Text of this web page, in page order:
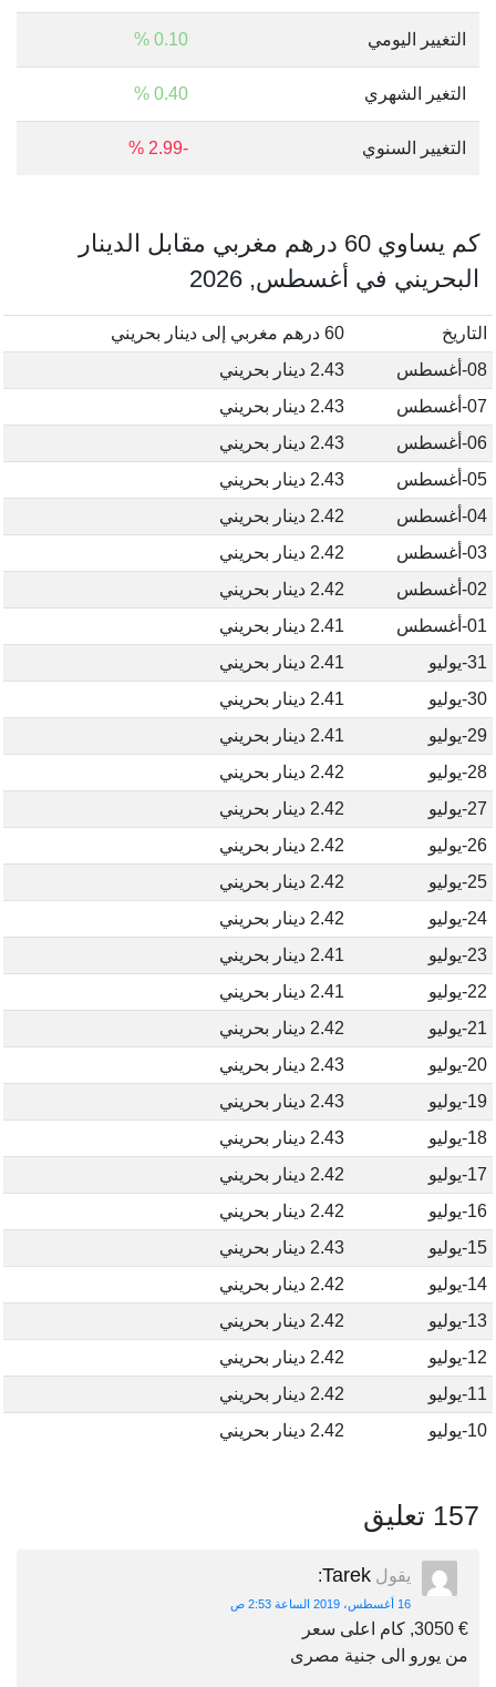
التغيير اليومي 0.10 %
التغير الشهري 0.40 %
التغيير السنوي -2.99 %
كم يساوي 60 درهم مغربي مقابل الدينار
البحريني في أغسطس, 2026
التاريخ
60 درهم مغربي إلى دينار بحريني
08-أغسطس
2.43 دينار بحريني
07-أغسطس
2.43 دينار بحريني
06-أغسطس
2.43 دينار بحريني
05-أغسطس
2.43 دينار بحريني
04-أغسطس
2.42 دينار بحريني
03-أغسطس
2.42 دينار بحريني
02-أغسطس
2.42 دينار بحريني
01-أغسطس
2.41 دينار بحريني
31-يوليو
2.41 دينار بحريني
30-يوليو
2.41 دينار بحريني
29-يوليو
2.41 دينار بحريني
28-يوليو
2.42 دينار بحريني
27-يوليو
2.42 دينار بحريني
26-يوليو
2.42 دينار بحريني
25-يوليو
2.42 دينار بحريني
24-يوليو
2.42 دينار بحريني
23-يوليو
2.41 دينار بحريني
22-يوليو
2.41 دينار بحريني
21-يوليو
2.42 دينار بحريني
20-يوليو
2.43 دينار بحريني
19-يوليو
2.43 دينار بحريني
18-يوليو
2.43 دينار بحريني
17-يوليو
2.42 دينار بحريني
16-يوليو
2.42 دينار بحريني
15-يوليو
2.43 دينار بحريني
14-يوليو
2.42 دينار بحريني
13-يوليو
2.42 دينار بحريني
12-يوليو
2.42 دينار بحريني
11-يوليو
2.42 دينار بحريني
10-يوليو
2.42 دينار بحريني
157 تعليق
يقول Tarek
:
16 أغسطس، 2019 الساعة 2:53 ص
€ 3050, كام اعلى سعر
من يورو الى جنية مصرى